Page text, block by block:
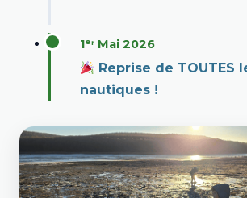
1ᵉʳ Mai 2026
Reprise de TOUTES
nautiques !